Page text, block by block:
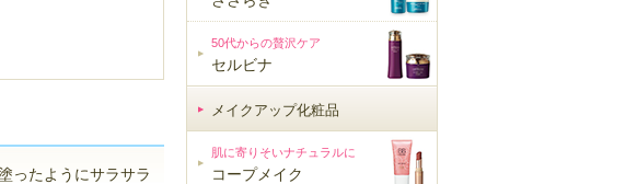
ったようにサラサラ
50代からの贅沢ケア
セルビナ
メイクアップ化粧品
メイクアップ化粧品
肌に寄りそいナチュラルに
コープメイク